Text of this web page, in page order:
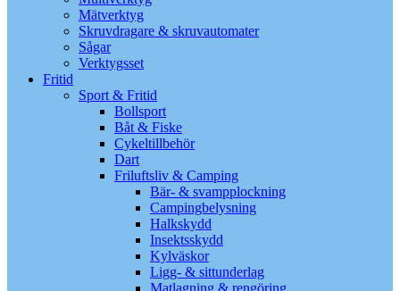
Mätverktyg
Skruvdragare & skruvautomater
Sågar
Verktygsset
Fritid
Sport & Fritid
Bollsport
Båt & Fiske
Cykeltillbehör
Dart
Friluftsliv & Camping
Bär- & svampplockning
Campingbelysning
Halkskydd
Insektsskydd
Kylväskor
Ligg- & sittunderlag
Matlagning & rengöring